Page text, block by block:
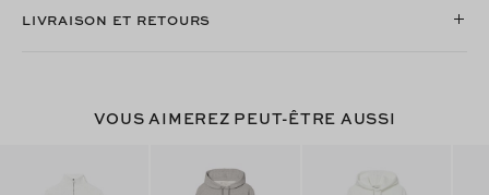
LIVRAISON ET RETOURS
VOUS AIMEREZ PEUT-ÊTRE AUSSI